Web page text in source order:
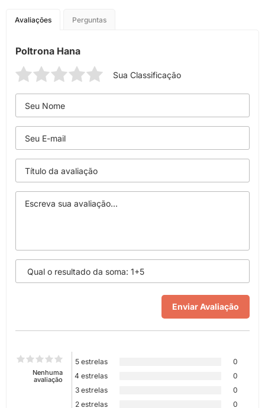
Avaliações Perguntas
Poltrona Hana
Sua Classificação
Nenhuma
avaliação
5 estrelas
0
4 estrelas
0
3 estrelas
0
2 estrelas
0